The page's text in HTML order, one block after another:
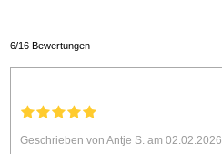
6/16 Bewertungen
Geschrieben von Antje S. am 02.02.2026